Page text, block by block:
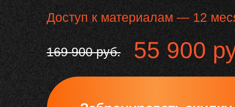
169 900 руб. 55 900
Доступ к материалам — 12